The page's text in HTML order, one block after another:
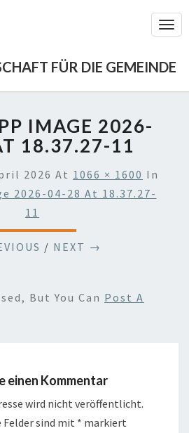
FÜR DIE GEMEINDE
IMAGE 2026-
18.37.27-11
2026 At 1066 × 1600 In
2026-04-28 At 18.37.27-
11
/ NEXT →
But You Can Post A
einen Kommentar
wird nicht veröffentlicht.
sind mit * markiert